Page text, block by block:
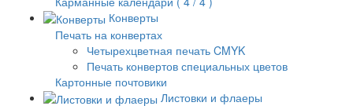
Конверты
Печать на конвертах
Четырехцветная печать CMYK
Печать конвертов специальных цветов
Картонные почтовики
Листовки и флаеры